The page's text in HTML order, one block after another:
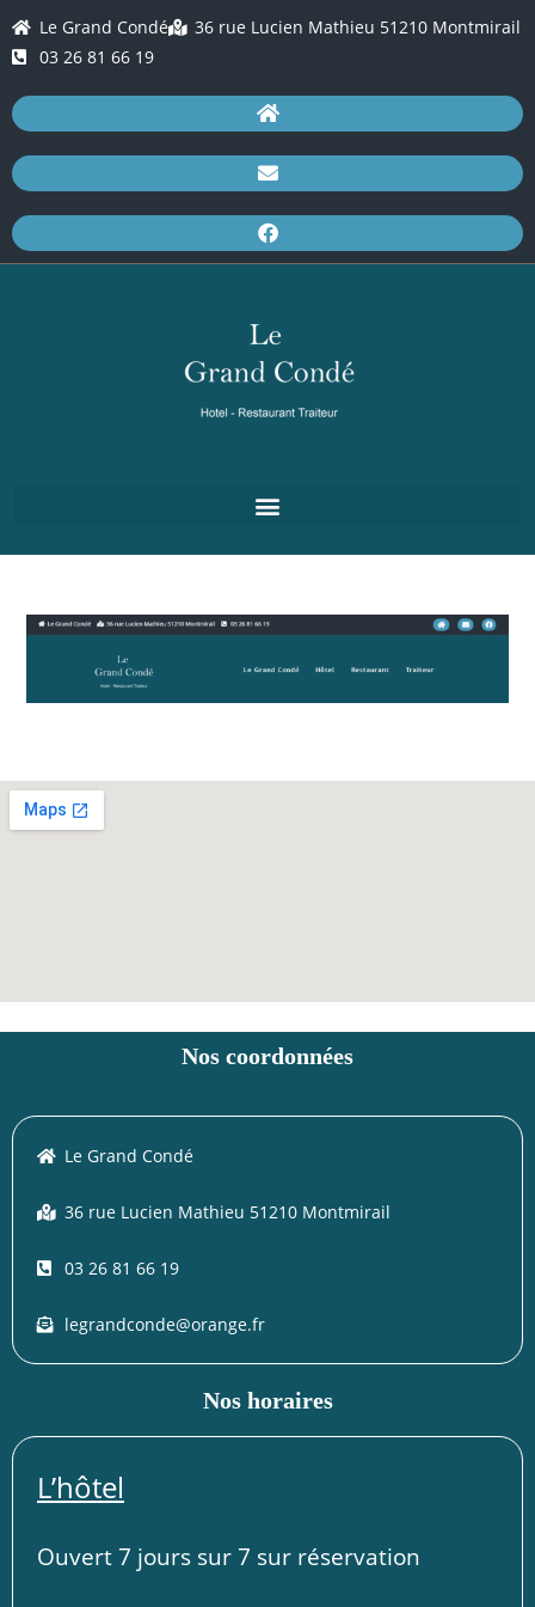
Le Grand Condé
36 rue Lucien Mathieu 51210 Montmirail
03 26 81 66 19
Nos coordonnées
Le Grand Condé
36 rue Lucien Mathieu 51210 Montmirail
03 26 81 66 19
legrandconde@orange.fr
Nos horaires
L’hôtel
Ouvert 7 jours sur 7 sur réservation